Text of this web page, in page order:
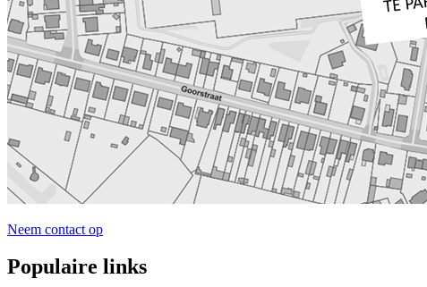
Neem contact op
Populaire links